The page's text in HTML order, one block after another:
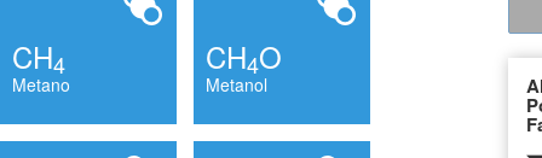
CH4
Metano
CH4O
Metanol